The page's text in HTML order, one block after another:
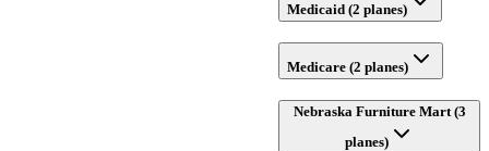
Medicaid (2 planes)
Medicare (2 planes)
Nebraska Furniture Mart (3
planes)